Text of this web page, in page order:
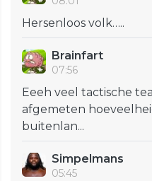
Hersenloos volk…..
Brainfart
07:56
Eeeh veel tactische
afgemeten
buitenlan...
Simpelmans
05:45